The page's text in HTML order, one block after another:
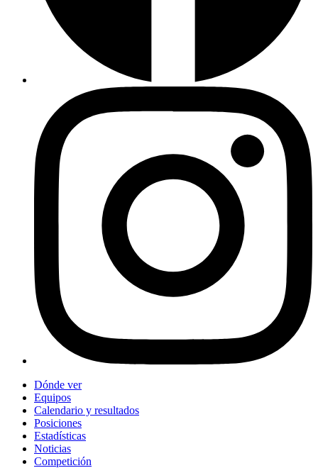
Dónde ver
Equipos
Calendario y resultados
Posiciones
Estadísticas
Noticias
Competición